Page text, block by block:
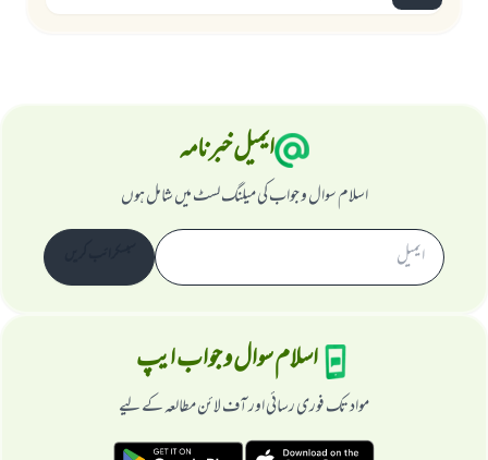
ایمیل خبرنامہ
اسلام سوال و جواب کی میلنگ لسٹ میں شامل ہوں
اسلام سوال و جواب ایپ
مواد تک فوری رسائی اور آف لائن مطالعہ کے لیے